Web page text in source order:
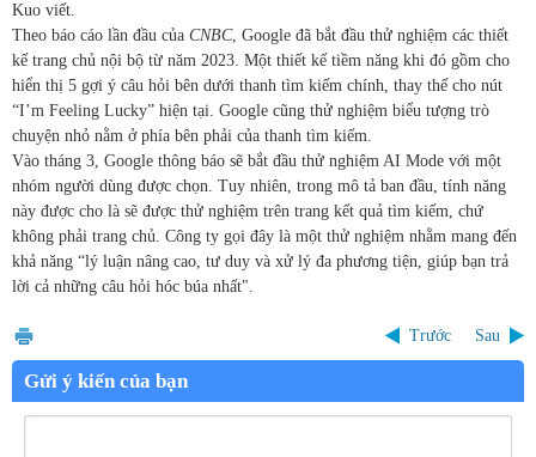
Kuo viết.
Theo báo cáo lần đầu của CNBC, Google đã bắt đầu thử nghiệm các thiết
kế trang chủ nội bộ từ năm 2023. Một thiết kế tiềm năng khi đó gồm cho
hiển thị 5 gợi ý câu hỏi bên dưới thanh tìm kiếm chính, thay thế cho nút
“I’m Feeling Lucky” hiện tại. Google cũng thử nghiệm biểu tượng trò
chuyện nhỏ nằm ở phía bên phải của thanh tìm kiếm.
Vào tháng 3, Google thông báo sẽ bắt đầu thử nghiệm AI Mode với một
nhóm người dùng được chọn. Tuy nhiên, trong mô tả ban đầu, tính năng
này được cho là sẽ được thử nghiệm trên trang kết quả tìm kiếm, chứ
không phải trang chủ. Công ty gọi đây là một thử nghiệm nhằm mang đến
khả năng “lý luận nâng cao, tư duy và xử lý đa phương tiện, giúp bạn trả
lời cả những câu hỏi hóc búa nhất".
Trước Sau
Gửi ý kiến của bạn